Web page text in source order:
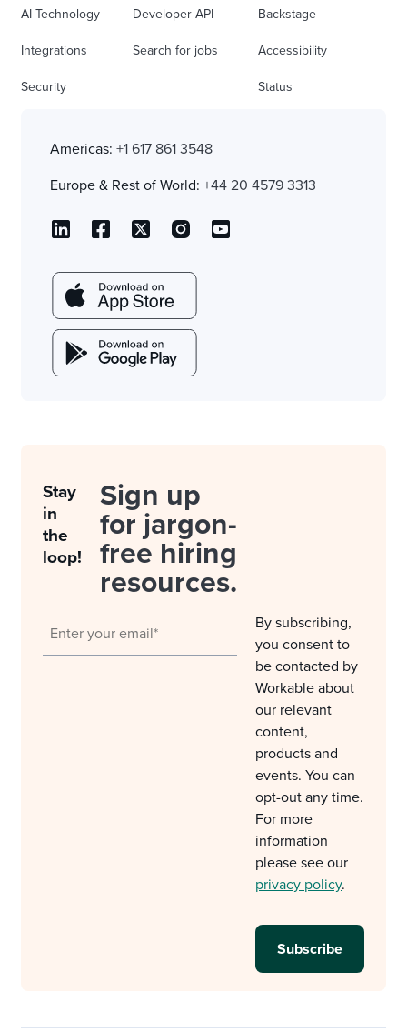
AI Technology
Integrations
Security
Developer API
Search for jobs
Backstage
Accessibility
Status
Americas: +1 617 861 3548
Europe & Rest of World: +44 20 4579 3313
Stay
in
the
loop!
Sign up
for jargon-
free hiring
resources.
By subscribing,
you consent to
be contacted by
Workable about
our relevant
content,
products and
events. You can
opt-out any time.
For more
information
please see our
privacy policy.